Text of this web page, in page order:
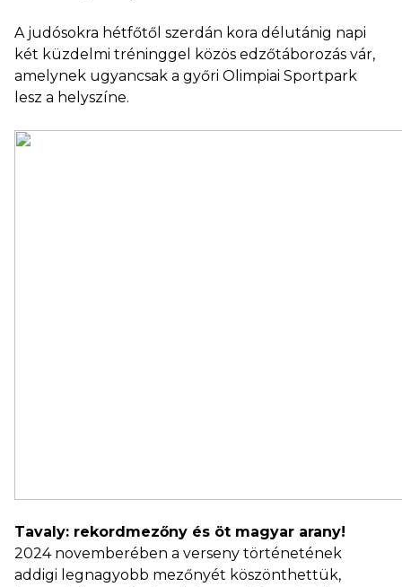
A judósokra hétfőtől szerdán kora délutánig napi
két küzdelmi tréninggel közös edzőtáborozás vár,
amelynek ugyancsak a győri Olimpiai Sportpark
lesz a helyszíne.
Tavaly: rekordmezőny és öt magyar arany!
2024 novemberében a verseny történetének
addigi legnagyobb mezőnyét köszönthettük,